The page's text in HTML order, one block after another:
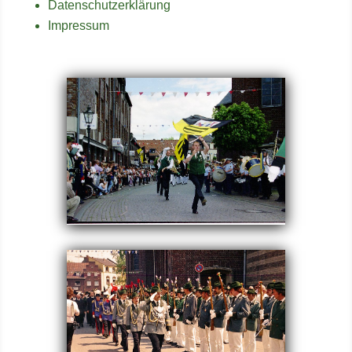
Datenschutzerklärung
Impressum